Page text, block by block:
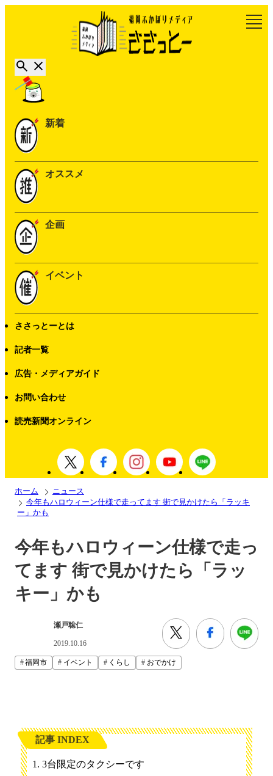
新着
オススメ
企画
イベント
ささっとーとは
記者一覧
広告・メディアガイド
お問い合わせ
読売新聞オンライン
ホーム
ニュース
今年もハロウィーン仕様で走ってます 街で見かけたら「ラッキ
ー」かも
今年もハロウィーン仕様で走っ
てます 街で見かけたら「ラッ
キー」かも
瀬戸聡仁
2019.10.16
福岡市 イベント くらし おでかけ
記事 INDEX
3台限定のタクシーです